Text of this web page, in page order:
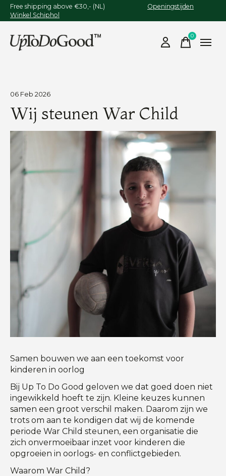
Free shipping above €30,- (NL) Openingstijden
Winkel Schiphol
0items
06 Feb 2026
Wij steunen War Child
Samen bouwen we aan een toekomst voor
kinderen in oorlog
Bij Up To Do Good geloven we dat goed doen niet
ingewikkeld hoeft te zijn. Kleine keuzes kunnen
samen een groot verschil maken. Daarom zijn we
trots om aan te kondigen dat wij de komende
periode War Child steunen, een organisatie die
zich onvermoeibaar inzet voor kinderen die
opgroeien in oorlogs- en conflictgebieden.
Waarom War Child?